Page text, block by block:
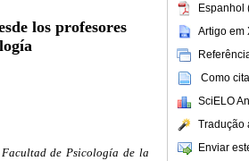
Espanhol
Artigo em
Como
SciELO
Tradução
Enviar
los profesores
de Psicología de la